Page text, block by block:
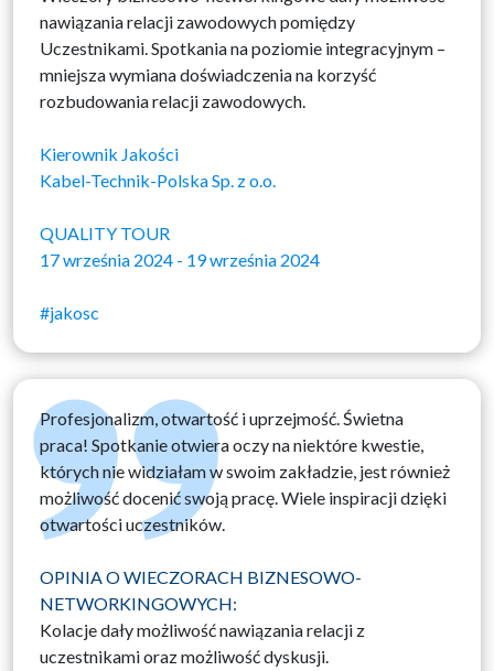
nawiązania relacji zawodowych pomiędzy
Uczestnikami. Spotkania na poziomie integracyjnym –
mniejsza wymiana doświadczenia na korzyść
rozbudowania relacji zawodowych.
Kierownik Jakości
Kabel-Technik-Polska Sp. z o.o.
QUALITY TOUR
17 września 2024 - 19 września 2024
#jakosc
Profesjonalizm, otwartość i uprzejmość. Świetna
praca! Spotkanie otwiera oczy na niektóre kwestie,
których nie widziałam w swoim zakładzie, jest również
możliwość docenić swoją pracę. Wiele inspiracji dzięki
otwartości uczestników.
OPINIA O WIECZORACH BIZNESOWO-
NETWORKINGOWYCH:
Kolacje dały możliwość nawiązania relacji z
uczestnikami oraz możliwość dyskusji.